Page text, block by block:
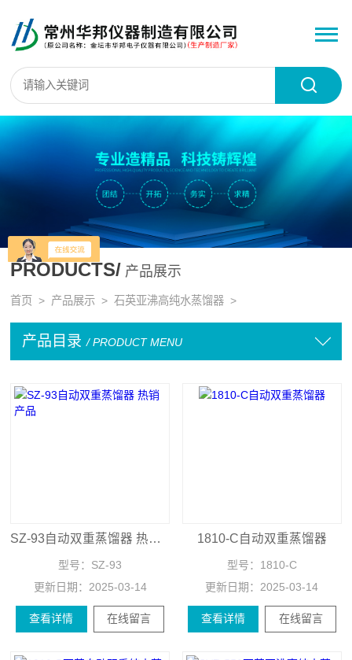
PRODUCTS/ 产品展示
首页 > 产品展示 >石英亚沸高纯水蒸馏器 >
产品目录 / PRODUCT MENU
SZ-93自动双重蒸馏器 热销产品
型号： SZ-93
更新日期： 2025-03-14
查看详情 在线留言
1810-C自动双重蒸馏器
型号： 1810-C
更新日期： 2025-03-14
查看详情 在线留言